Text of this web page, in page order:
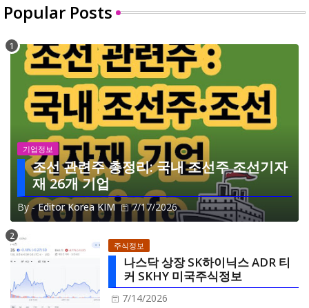
Popular Posts
기업정보
조선 관련주 총정리: 국내 조선주 조선기자
재 26개 기업
By - Editor Korea KIM 7/17/2026
주식정보
나스닥 상장 SK하이닉스 ADR 티
커 SKHY 미국주식정보
7/14/2026